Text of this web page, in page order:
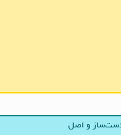
دست‌ساز و اصل